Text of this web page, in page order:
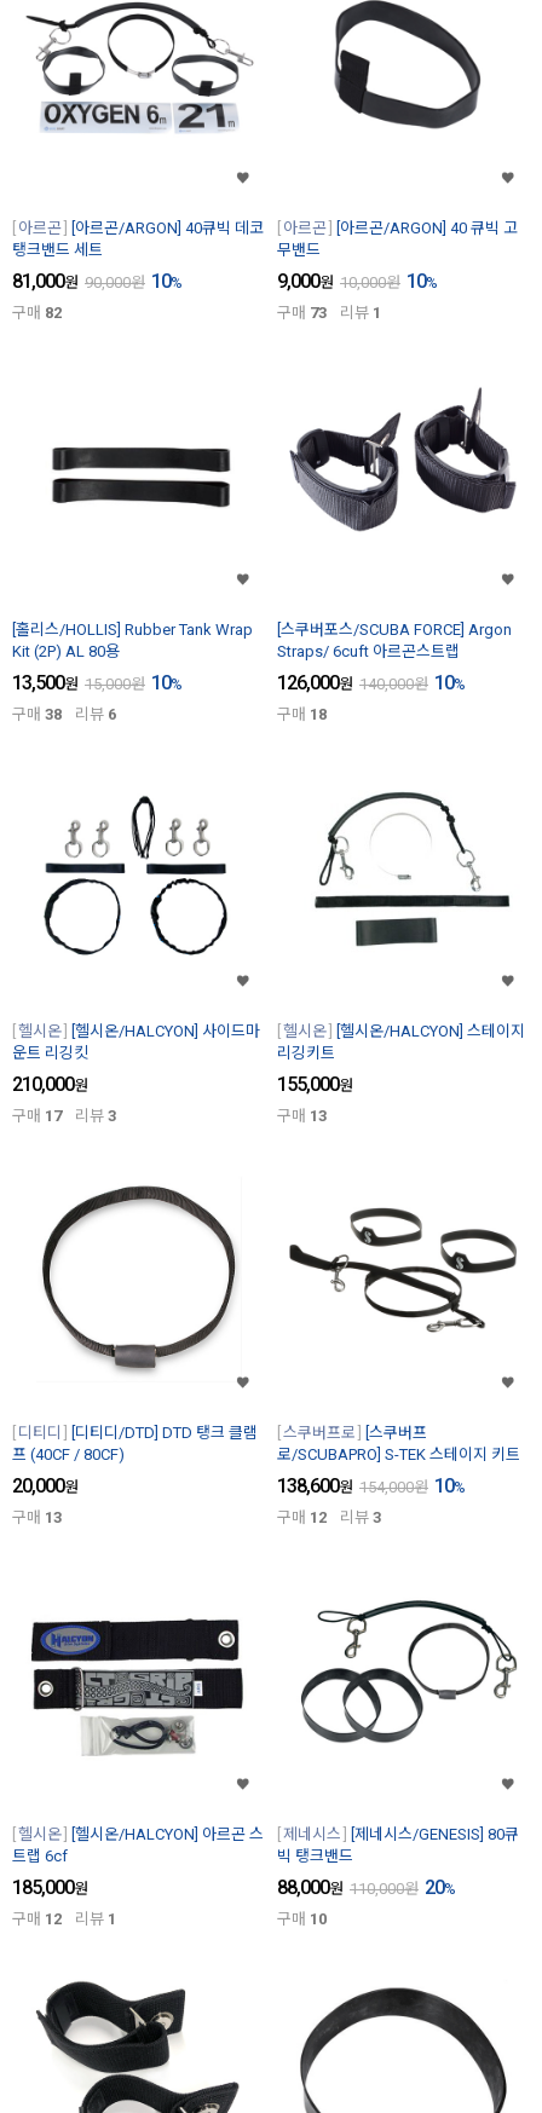
아르곤
[아르곤/ARGON] 40큐빅 데코
탱크밴드 세트
81,000원 90,000원 10%
구매 82
아르곤
[아르곤/ARGON] 40 큐빅 고
무밴드
9,000원 10,000원 10%
구매 73 리뷰 1
[홀리스/HOLLIS] Rubber Tank Wrap
Kit (2P) AL 80용
13,500원 15,000원 10%
구매 38 리뷰 6
[스쿠버포스/SCUBA FORCE] Argon
Straps/ 6cuft 아르곤스트랩
126,000원 140,000원 10%
구매 18
헬시온
[헬시온/HALCYON] 사이드마
운트 리깅킷
210,000원
구매 17 리뷰 3
헬시온
[헬시온/HALCYON] 스테이지
리깅키트
155,000원
구매 13
디티디
[디티디/DTD] DTD 탱크 클램
프 (40CF / 80CF)
20,000원
구매 13
스쿠버프로
[스쿠버프
로/SCUBAPRO] S-TEK 스테이지 키트
138,600원 154,000원 10%
구매 12 리뷰 3
헬시온
[헬시온/HALCYON] 아르곤 스
트랩 6cf
185,000원
구매 12 리뷰 1
제네시스
[제네시스/GENESIS] 80큐
빅 탱크밴드
88,000원 110,000원 20%
구매 10